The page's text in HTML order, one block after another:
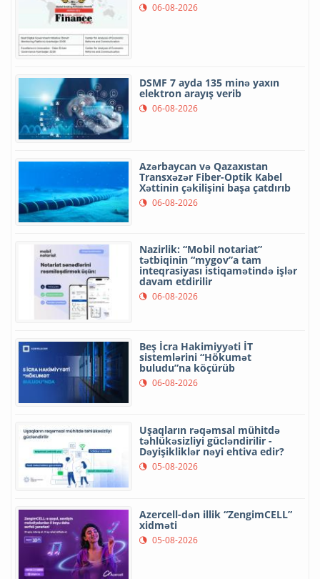
06-08-2026
DSMF 7 ayda 135 minə yaxın
elektron arayış verib
06-08-2026
Azərbaycan və Qazaxıstan
Transxəzər Fiber-Optik Kabel
Xəttinin çəkilişini başa çatdırıb
06-08-2026
Nazirlik: “Mobil notariat”
tətbiqinin “mygov”a tam
inteqrasiyası istiqamətində işlər
davam etdirilir
06-08-2026
Beş İcra Hakimiyyəti İT
sistemlərini “Hökumət
buludu”na köçürüb
06-08-2026
Uşaqların rəqəmsal mühitdə
təhlükəsizliyi gücləndirilir -
Dəyişikliklər nəyi ehtiva edir?
05-08-2026
Azercell-dən illik “ZengimCELL”
xidməti
05-08-2026